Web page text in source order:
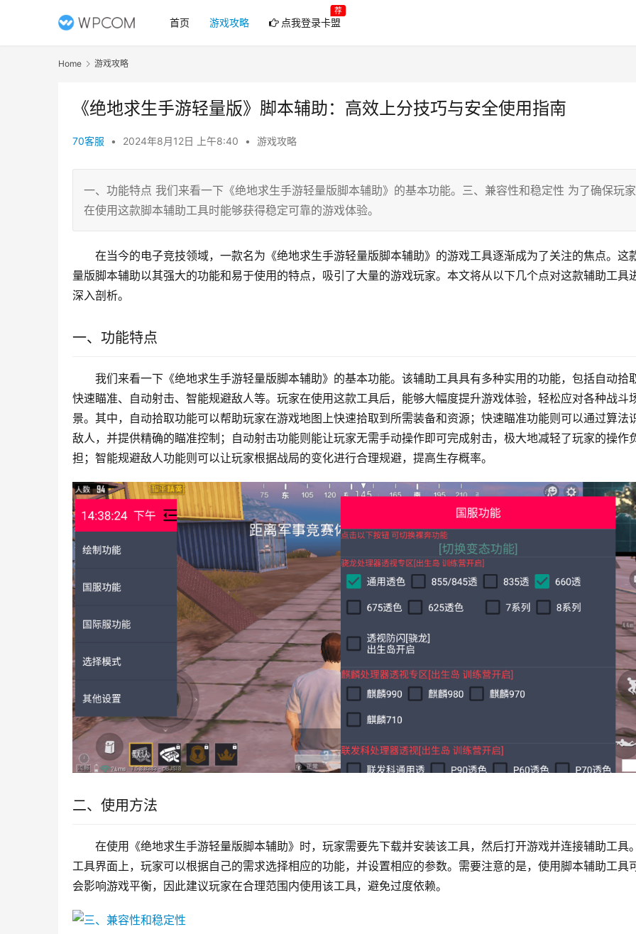
首页 游戏攻略 点我登录卡盟
荐
Home 游戏攻略
《绝地求生手游轻量版》脚本辅助：高效上分技巧与安全使用指南
70客服 • 2024年8月12日 上午8:40 • 游戏攻略
一、功能特点 我们来看一下《绝地求生手游轻量版脚本辅助》的基本功能。三、兼容性和稳定性 为了确保玩家
在使用这款脚本辅助工具时能够获得稳定可靠的游戏体验。
在当今的电子竞技领域，一款名为《绝地求生手游轻量版脚本辅助》的游戏工具逐渐成为了关注的焦点。这
量版脚本辅助以其强大的功能和易于使用的特点，吸引了大量的游戏玩家。本文将从以下几个点对这款辅助工具
深入剖析。
一、功能特点
我们来看一下《绝地求生手游轻量版脚本辅助》的基本功能。该辅助工具具有多种实用的功能，包括自动拾取
快速瞄准、自动射击、智能规避敌人等。玩家在使用这款工具后，能够大幅度提升游戏体验，轻松应对各种战斗
景。其中，自动拾取功能可以帮助玩家在游戏地图上快速拾取到所需装备和资源；快速瞄准功能则可以通过算法
敌人，并提供精确的瞄准控制；自动射击功能则能让玩家无需手动操作即可完成射击，极大地减轻了玩家的操作
担；智能规避敌人功能则可以让玩家根据战局的变化进行合理规避，提高生存概率。
二、使用方法
在使用《绝地求生手游轻量版脚本辅助》时，玩家需要先下载并安装该工具，然后打开游戏并连接辅助工具
工具界面上，玩家可以根据自己的需求选择相应的功能，并设置相应的参数。需要注意的是，使用脚本辅助工具
会影响游戏平衡，因此建议玩家在合理范围内使用该工具，避免过度依赖。